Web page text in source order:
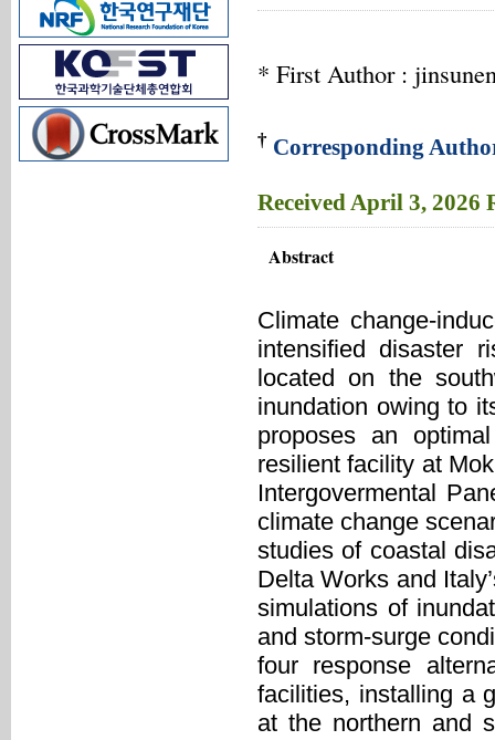
* First Author :
† Corresponding
Received April 3, 2026
Abstract
Climate change-
intensified disaster
located on the
inundation owing to
proposes an
resilient facility at
Intergovermental
climate change
studies of coastal
Delta Works and
simulations of
and storm-surge
four response
facilities, installing a
at the northern and